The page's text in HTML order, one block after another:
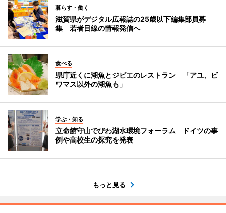
暮らす・働く
滋賀県がデジタル広報誌の25歳以下編集部員募
集 若者目線の情報発信へ
食べる
県庁近くに湖魚とジビエのレストラン 「アユ、ビ
ワマス以外の湖魚も」
学ぶ・知る
立命館守山でびわ湖水環境フォーラム ドイツの事
例や高校生の探究を発表
もっと見る